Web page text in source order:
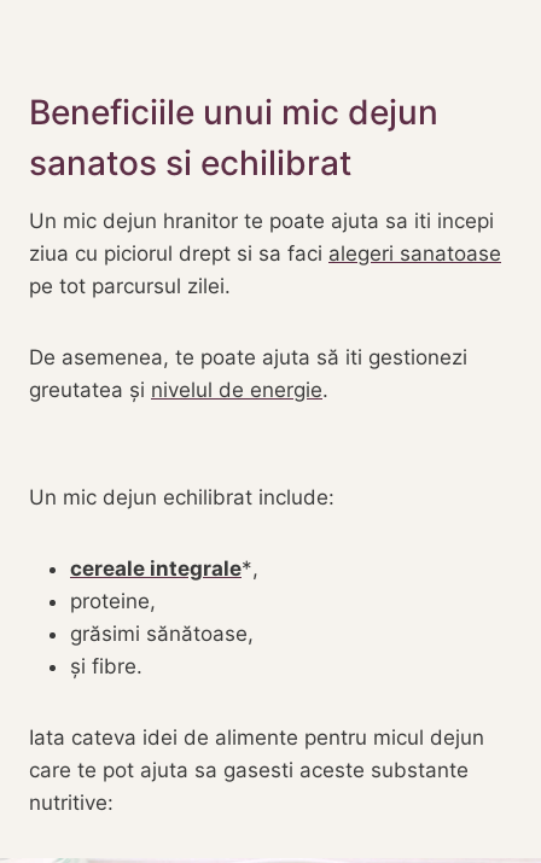
Beneficiile unui mic dejun
sanatos si echilibrat
Un mic dejun hranitor te poate ajuta sa iti incepi
ziua cu piciorul drept si sa faci alegeri sanatoase
pe tot parcursul zilei.
De asemenea, te poate ajuta să iti gestionezi
greutatea și nivelul de energie.
Un mic dejun echilibrat include:
cereale integrale ,
proteine,
grăsimi sănătoase,
și fibre.
Iata cateva idei de alimente pentru micul dejun
care te pot ajuta sa gasesti aceste substante
nutritive: